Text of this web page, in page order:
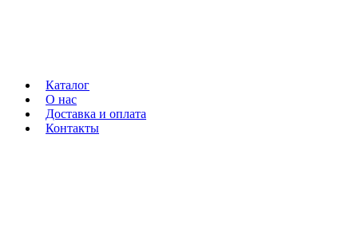
Каталог
О нас
Доставка и оплата
Контакты